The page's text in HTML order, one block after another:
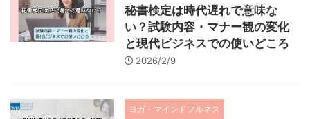
秘書検定は時代遅れで意味な
い？試験内容・マナー観の変化
と現代ビジネスでの使いどころ
2026/2/9
ヨガ・マインドフルネス